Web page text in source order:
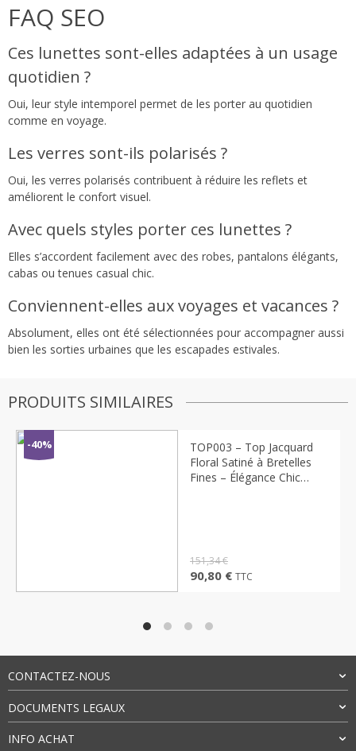
FAQ SEO
Ces lunettes sont-elles adaptées à un usage
quotidien ?
Oui, leur style intemporel permet de les porter au quotidien
comme en voyage.
Les verres sont-ils polarisés ?
Oui, les verres polarisés contribuent à réduire les reflets et
améliorent le confort visuel.
Avec quels styles porter ces lunettes ?
Elles s’accordent facilement avec des robes, pantalons élégants,
cabas ou tenues casual chic.
Conviennent-elles aux voyages et vacances ?
Absolument, elles ont été sélectionnées pour accompagner aussi
bien les sorties urbaines que les escapades estivales.
PRODUITS SIMILAIRES
-40%
TOP003 – Top Jacquard
Floral Satiné à Bretelles
Fines – Élégance Chic
151,34€
Le
151,34 €.
90,80 €Le
TTC
CONTACTEZ-NOUS
DOCUMENTS LEGAUX
INFO ACHAT